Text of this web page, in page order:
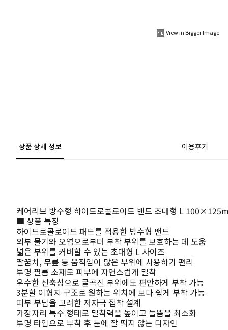
View in Bigger Image
상품 상세 정보 이용후기
케어리브 방수형 하이드로콜로이드 밴드 초대형 L
■ 상품 특징
하이드로콜로이드 패드를 적용한 방수형 밴드
외부 물기와 오염으로부터 부착 부위를 보호하는 데 도움
넓은 부위를 커버할 수 있는 초대형 L 사이즈
팔꿈치, 무릎 등 움직임이 많은 부위에 사용하기 편리
투명 필름 소재로 피부에 자연스럽게 밀착
우수한 신축성으로 굴곡진 부위에도 편안하게 부착 가능
3분할 이형지 구조로 원하는 위치에 보다 쉽게 부착 가능
피부 부담을 고려한 저자극 접착 설계
가장자리 특수 형태로 밀착력을 높이고 들뜸을 최소화
투명 타입으로 부착 후 눈에 잘 띄지 않는 디자인